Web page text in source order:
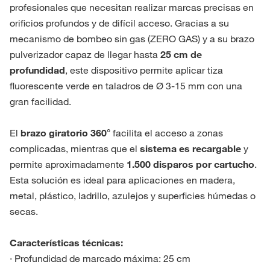
profesionales que necesitan realizar marcas precisas en
orificios profundos y de difícil acceso. Gracias a su
mecanismo de bombeo sin gas (ZERO GAS) y a su brazo
pulverizador capaz de llegar hasta 25 cm de
profundidad, este dispositivo permite aplicar tiza
fluorescente verde en taladros de Ø 3-15 mm con una
gran facilidad.
El brazo giratorio 360° facilita el acceso a zonas
complicadas, mientras que el sistema es recargable y
permite aproximadamente 1.500 disparos por cartucho.
Esta solución es ideal para aplicaciones en madera,
metal, plástico, ladrillo, azulejos y superficies húmedas o
secas.
Características técnicas:
· Profundidad de marcado máxima: 25 cm